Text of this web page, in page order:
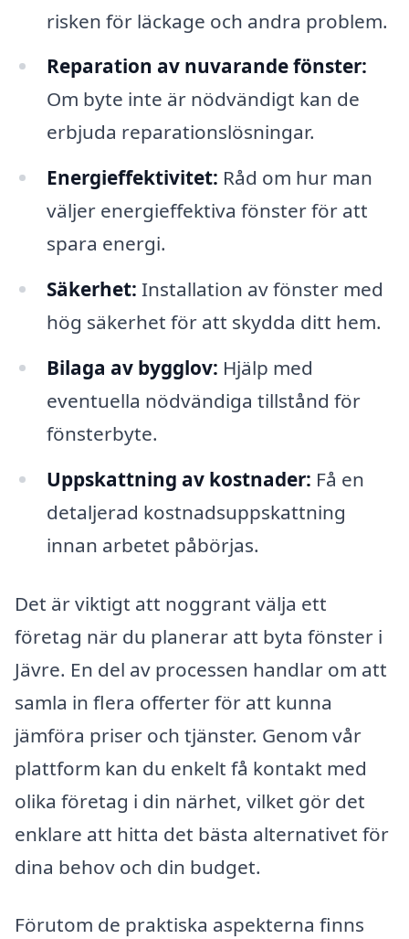
risken för läckage och andra problem.
Reparation av nuvarande fönster:
Om byte inte är nödvändigt kan de
erbjuda reparationslösningar.
Energieffektivitet: Råd om hur man
väljer energieffektiva fönster för att
spara energi.
Säkerhet: Installation av fönster med
hög säkerhet för att skydda ditt hem.
Bilaga av bygglov: Hjälp med
eventuella nödvändiga tillstånd för
fönsterbyte.
Uppskattning av kostnader: Få en
detaljerad kostnadsuppskattning
innan arbetet påbörjas.
Det är viktigt att noggrant välja ett
företag när du planerar att byta fönster i
Jävre. En del av processen handlar om att
samla in flera offerter för att kunna
jämföra priser och tjänster. Genom vår
plattform kan du enkelt få kontakt med
olika företag i din närhet, vilket gör det
enklare att hitta det bästa alternativet för
dina behov och din budget.
Förutom de praktiska aspekterna finns